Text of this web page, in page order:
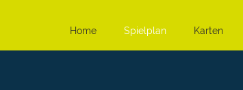
Home Spielplan Karten